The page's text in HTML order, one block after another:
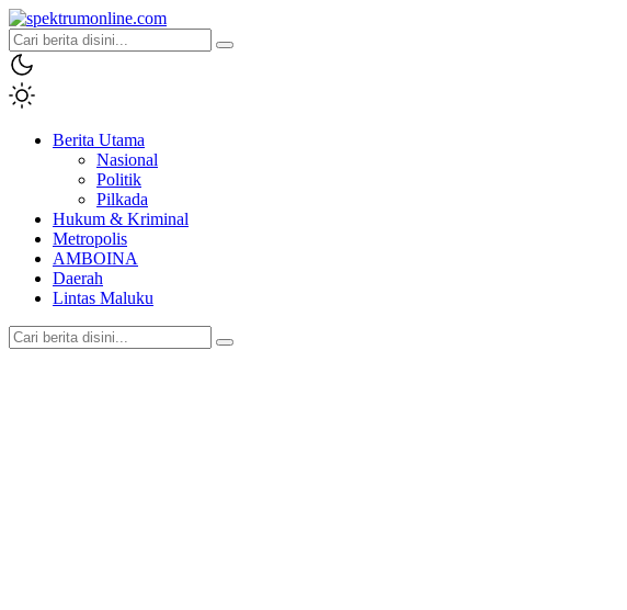
spektrumonline.com
Berita Utama
Nasional
Politik
Pilkada
Hukum & Kriminal
Metropolis
AMBOINA
Daerah
Lintas Maluku